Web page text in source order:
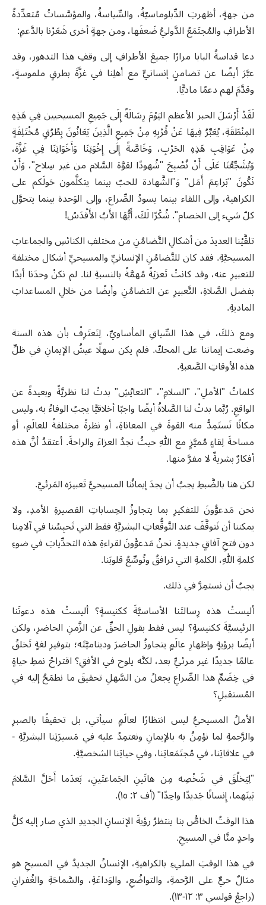
من جهةٍ، أظهرتِ الدِّبلوماسيّةُ، والسِّياسةُ، والمؤسَّساتُ مُتعدِّدةُ
الأطرافِ والمُجتَمَعُ الدَّوليُّ ضَعفَها، ومن جهةٍ أخرى شَعَرْنا بالدَّعمِ:
دعا قداسةُ البابا مرارًا جميعَ الأطرافِ إلى وقفِ هذا التدهور، وقد
عبَّرَ أيضًا عن تضامنٍ إنسانيٍّ مع أهلِنا في غزَّةَ بطرقٍ ملموسةٍ،
وقدَّمَ لهم دعمًا ماديًّا.
لَقَدْ أَرْسَلَ الحبر الأعظم اليَوْمَ رِسَالَةً إِلَى جَمِيعِ المسيحيين فِي هَذِهِ
المِنْطَقَةِ، يُعَبِّرُ فِيهَا عَنْ قُرْبِهِ مِنْ جَمِيعِ الَّذِينَ يَعَانُونَ بِطُرُقٍ مُخْتَلِفَةٍ
مِنْ عَوَاقِبِ هَذِهِ الحَرْبِ، وَخَاصَّةً إِلَى إِخْوَتِنَا وَأَخَوَاتِنَا فِي غَزَّةَ،
وَيُشَجِّعُنَا عَلَى أَنْ نُصْبِحَ "شُهودًا لقوَّة السَّلام من غير سِلاح"، وَأَنْ
نَكُونَ "بَراعِمَ أَمَل" وَ"الشَّهادة للحبّ بينما يتكلَّمون حَولَكم على
الكراهية، وإلى اللقاء بينما يسودُ الصِّراع، وإلى الوَحدة بينما يتحوَّل
كلّ شيء إلى الخصام". شُكْرًا لَكَ، أَيُّهَا الأَبُ الأَقْدَسُ!
تلقَّيْنا العديدَ من أشكالِ التَّضامُنِ من مختلفِ الكنائسِ والجماعاتِ
المسيحيَّةِ. فقد كان للتَّضامُنِ الإنسانيِّ والمسيحيِّ أشكال مختلفة
للتعبيرِ عنه، وقد كانتْ تَعزيَةً مُهمَّةً بالنسبةِ لنا. لم نكنْ وحدَنا أبدًا
بفضل الصَّلاةِ، التَّعبيرِ عن التضامُنِ وأيضًا من خلالِ المساعداتِ
الماديةِ.
ومع ذلكَ، في هذا السِّياقِ المأساويِّ، لِنَعتَرِفْ بأن هذه السنة
وضعت إيماننا على المحكّ. فلم يكن سهلًا عيشُ الإيمانِ في ظلِّ
هذه الأوقاتِ الصَّعبةِ.
كلماتُ "الأملِ"، "السلامِ"، "التعايُشِ" بدتْ لنا نظريَّةً وبعيدةً عن
الواقعِ. رُبَّما بدتْ لنا الصَّلاةُ أيضًا واجبًا أخلاقيًّا يجبُ الوفاءُ به، وليس
مكانًا نَستَمِدُّ منه القوةَ في المعاناةِ، أو نظرةً مختلفةً للعالَمِ، أو
مساحةَ لِقاءٍ مُميَّزٍ مع اللهِ حيثُ نجدُ العزاءَ والراحةَ. أعتقدُ أنَّ هذه
أفكارٌ بشريةٌ لا مفرَّ منها.
لكن هنا بالضَّبطِ يجبُ أن يجدَ إيمانُنا المسيحيُّ تَعبيرَه المَرئيَّ.
نحن مَدعوُّونَ للتفكيرِ بما يتجاوزُ الحِساباتِ القصيرةِ الأمدِ، ولا
يمكننا أن نَتوقَّفَ عند التَّوقُّعاتِ البشريَّةِ فقط التي تَحبِسُنا في آلامِنا
دون فتحِ آفاقٍ جديدةٍ. نحنُ مَدعوُّونَ لقراءةِ هذه التحدِّياتِ في ضوءِ
كلمةِ اللهِ، الكلمةِ التي ترافقُ وتُوسِّعُ قلوبَنا.
يجبُ أن نستمِرَّ في ذلك.
أليستْ هذه رِسالتَنا الأساسيَّةَ ككنيسةٍ؟ أليستْ هذه دعوتَنا
الرئيسيَّةَ ككنيسةٍ؟ ليس فقط بقولِ الحقِّ عن الزَّمنِ الحاضرِ، ولكن
أيضًا برؤيةٍ وإظهارِ عالَمٍ يتجاوزُ الحاضرَ وديناميَّتَه؛ بتوفيرِ لغةٍ تَخلقُ
عالمًا جديدًا غير مرئيٍّ بعد، لكنَّه يلوح في الأفقِ؟ اقتراحُ نمطِ حياةٍ
في خِضَمِّ هذا الصِّراعِ يجعلُ من السَّهلِ تحقيقَ ما نطمَحُ إليه في
المُستقبلِ؟
الأملُ المسيحيُّ ليس انتظارًا لعالَمٍ سيأتي، بل تحقيقًا بالصبرِ
والرَّحمةِ لما نؤمِنُ به بالإيمانِ ونعتمِدُ عليه في مَسيرَتِنا البشريَّةِ -
في علاقاتِنا، في مُجتَمَعاتِنا، وفي حياتِنا الشخصيَّةِ.
"لِيَخلُقَ في شَخْصِه مِن هاتَينِ الجَماعتَينِ، بَعدَما أَحَلَّ السَّلامَ
بَينَهما، إِنسانًا جَديدًا واحِدًا" (أف ٢: ١٥)
.
هذا الوقتُ الخاصُّ بنا ينتظرُ رؤيةَ الإنسانِ الجديدِ الذي صار إليه كلُّ
واحدٍ منَّا في المسيحِ.
في هذا الوقتِ المليءِ بالكراهيةِ، الإنسانُ الجديدُ في المسيحِ هو
مثالٌ حيٌّ على الرَّحمةِ، والتواضُعِ، والوَداعَةِ، والسَّماحَةِ والغُفرانِ
(راجعْ قولسي ٣: ١٢-١٣)
.